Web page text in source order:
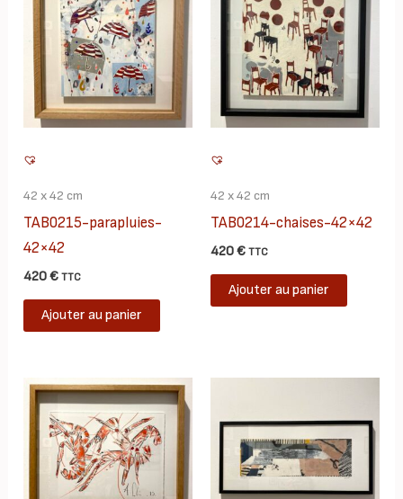
42 x 42 cm
TAB0215-parapluies-
42×42
420€ TTC
Ajouter au panier
42 x 42 cm
TAB0214-chaises-42×42
420€ TTC
Ajouter au panier